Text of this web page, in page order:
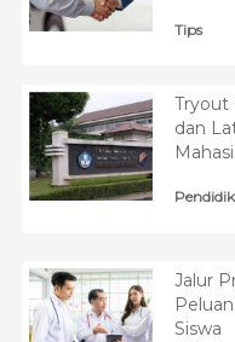
Tips
Tryout
dan
Jalur
Siswa